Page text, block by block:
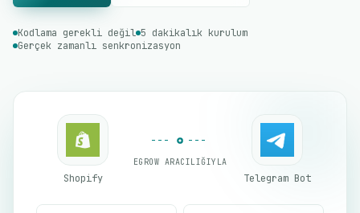
Kodlama gerekli değil 5 dakikalık kurulum
Gerçek zamanlı senkronizasyon
Shopify
EGROW ARACILIĞIYLA
Telegram Bot